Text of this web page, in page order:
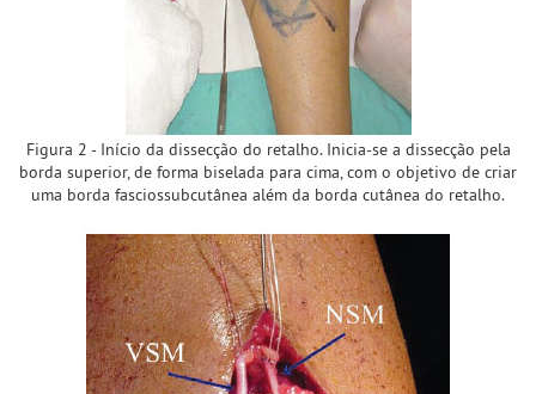
Figura 2 - Início da dissecção do retalho. Inicia-se a dissecção pela
borda superior, de forma biselada para cima, com o objetivo de criar
uma borda fasciossubcutânea além da borda cutânea do retalho.